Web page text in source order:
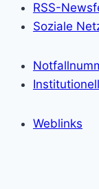
RSS-
Soziale
Weblinks